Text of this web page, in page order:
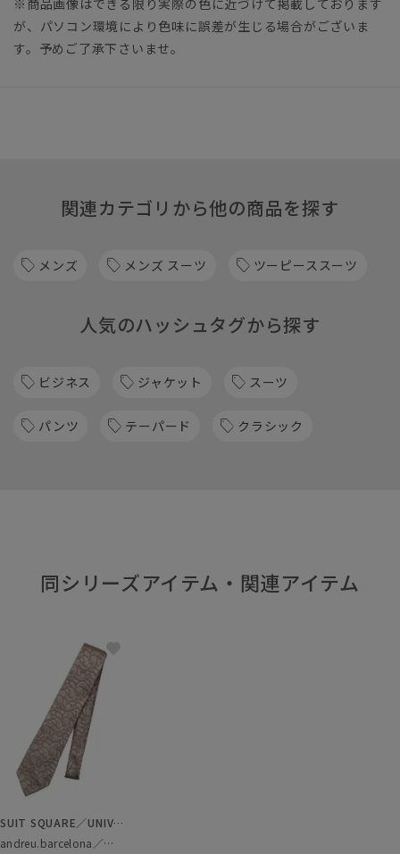
※商品画像はできる限り実際の色に近づけて掲載しております
が、パソコン環境により色味に誤差が生じる場合がございま
す。予めご了承下さいませ。
関連カテゴリから他の商品を探す
メンズ メンズ スーツ ツーピーススーツ
人気のハッシュタグから探す
ビジネス ジャケット スーツ
パンツ テーパード クラシック
同シリーズアイテム・関連アイテム
SUIT SQUARE／UNIVERSAL LANGUAGE
andreu.barcelona／ネクタイ